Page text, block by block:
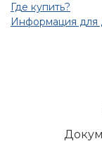
Где купить?
Информация для